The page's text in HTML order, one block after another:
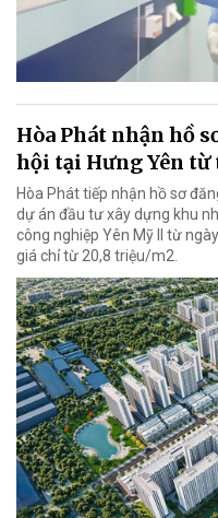
Hòa Phát nhận hồ
hội tại Hưng Yên từ
Hòa Phát tiếp nhận hồ sơ
dự án đầu tư xây dựng khu
công nghiệp Yên Mỹ II từ
giá chỉ từ 20,8 triệu/m2.